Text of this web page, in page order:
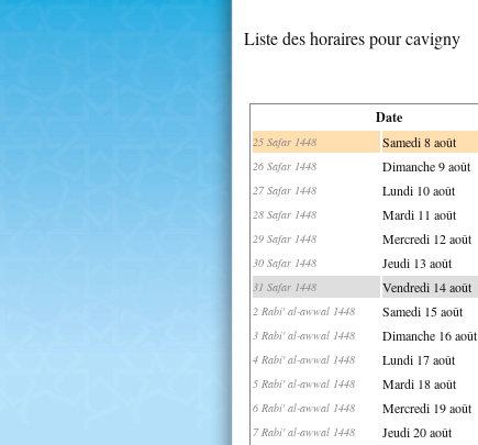
Liste des horaires pour cavigny
Date
25 Safar 1448 Samedi 8 août
26 Safar 1448 Dimanche 9 août
27 Safar 1448 Lundi 10 août
28 Safar 1448 Mardi 11 août
29 Safar 1448 Mercredi 12 août
30 Safar 1448 Jeudi 13 août
31 Safar 1448 Vendredi 14 août
2 Rabi' al-awwal 1448 Samedi 15 août
3 Rabi' al-awwal 1448 Dimanche 16 août
4 Rabi' al-awwal 1448 Lundi 17 août
5 Rabi' al-awwal 1448 Mardi 18 août
6 Rabi' al-awwal 1448 Mercredi 19 août
7 Rabi' al-awwal 1448 Jeudi 20 août